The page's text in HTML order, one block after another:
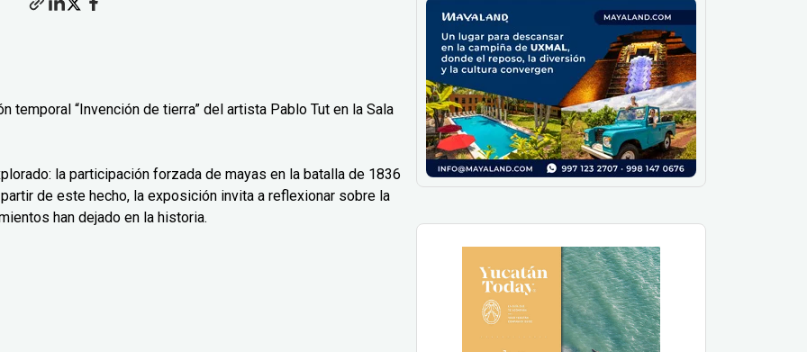
“Invención de tierra” del artista Pablo Tut en la Sala
la participación forzada de mayas en la batalla de 1836
de este hecho, la exposición invita a reflexionar sobre la
han dejado en la historia.